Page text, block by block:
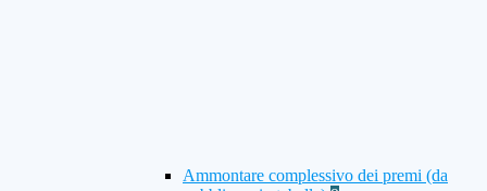
Ammontare complessivo dei premi (da